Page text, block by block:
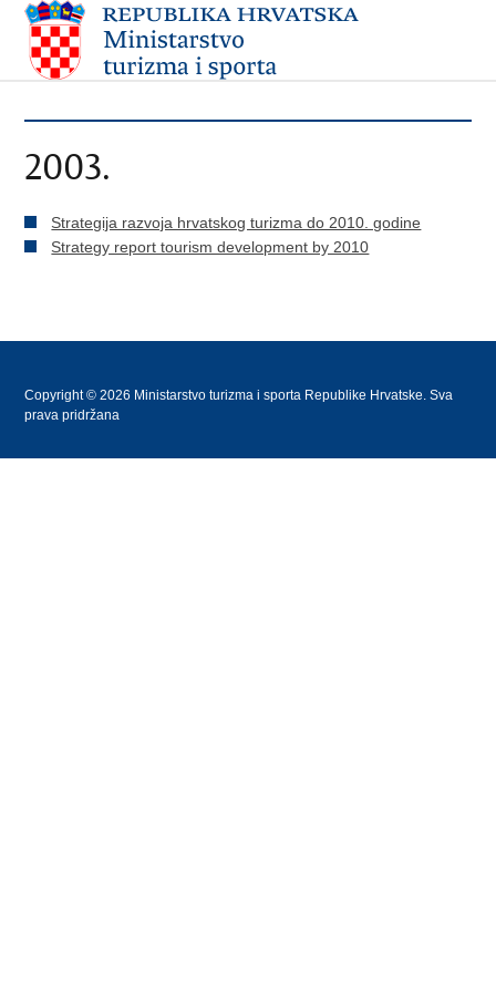
2003.
Strategija razvoja hrvatskog turizma do 2010. godine
Strategy report tourism development by 2010
Copyright © 2026 Ministarstvo turizma i sporta Republike Hrvatske. Sva
prava pridržana